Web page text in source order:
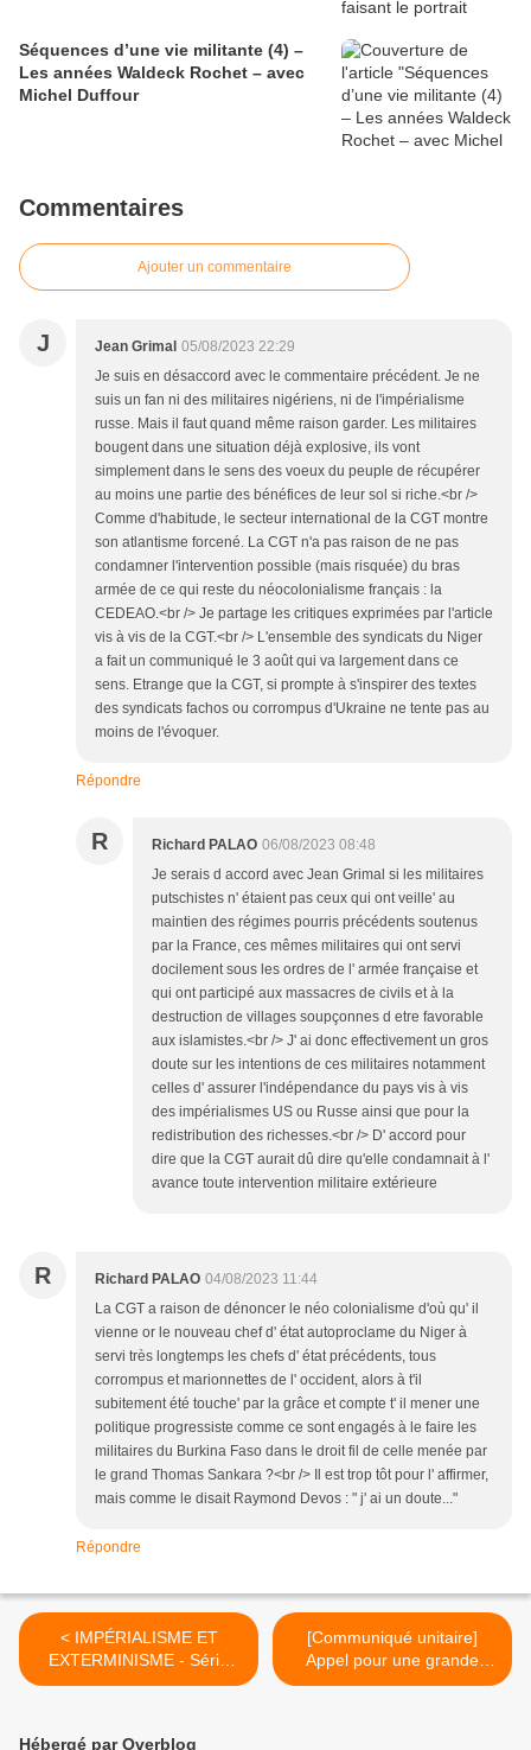
Séquences d’une vie militante (4) –
Les années Waldeck Rochet – avec
Michel Duffour
Commentaires
Ajouter un commentaire
J Jean Grimal 05/08/2023 22:29
Je suis en désaccord avec le commentaire précédent. Je ne
suis un fan ni des militaires nigériens, ni de l'impérialisme
russe. Mais il faut quand même raison garder. Les militaires
bougent dans une situation déjà explosive, ils vont
simplement dans le sens des voeux du peuple de récupérer
au moins une partie des bénéfices de leur sol si riche.<br />
Comme d'habitude, le secteur international de la CGT montre
son atlantisme forcené. La CGT n'a pas raison de ne pas
condamner l'intervention possible (mais risquée) du bras
armée de ce qui reste du néocolonialisme français : la
CEDEAO.<br /> Je partage les critiques exprimées par l'article
vis à vis de la CGT.<br /> L'ensemble des syndicats du Niger
a fait un communiqué le 3 août qui va largement dans ce
sens. Etrange que la CGT, si prompte à s'inspirer des textes
des syndicats fachos ou corrompus d'Ukraine ne tente pas au
moins de l'évoquer.
Répondre
R Richard PALAO 06/08/2023 08:48
Je serais d accord avec Jean Grimal si les militaires
putschistes n' étaient pas ceux qui ont veille' au
maintien des régimes pourris précédents soutenus
par la France, ces mêmes militaires qui ont servi
docilement sous les ordres de l' armée française et
qui ont participé aux massacres de civils et à la
destruction de villages soupçonnes d etre favorable
aux islamistes.<br /> J' ai donc effectivement un gros
doute sur les intentions de ces militaires notamment
celles d' assurer l'indépendance du pays vis à vis
des impérialismes US ou Russe ainsi que pour la
redistribution des richesses.<br /> D' accord pour
dire que la CGT aurait dû dire qu'elle condamnait à l'
avance toute intervention militaire extérieure
R Richard PALAO 04/08/2023 11:44
La CGT a raison de dénoncer le néo colonialisme d'où qu' il
vienne or le nouveau chef d' état autoproclame du Niger à
servi très longtemps les chefs d' état précédents, tous
corrompus et marionnettes de l' occident, alors à t'il
subitement été touche' par la grâce et compte t' il mener une
politique progressiste comme ce sont engagés à le faire les
militaires du Burkina Faso dans le droit fil de celle menée par
le grand Thomas Sankara ?<br /> Il est trop tôt pour l' affirmer,
mais comme le disait Raymond Devos : " j' ai un doute..."
Répondre
< IMPÉRIALISME ET
EXTERMINISME - Série
d'été de philosophie
[Communiqué unitaire]
Appel pour une grande
marche CONTRE LA
Hébergé par Overblog